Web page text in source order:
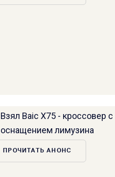
Взял Baic X75 - кроссовер с
оснащением лимузина
ПРОЧИТАТЬ АНОНС